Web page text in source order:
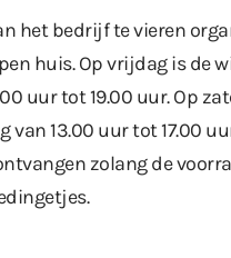
het bedrijf te vieren
huis. Op vrijdag is de
uur tot 19.00 uur. Op
van 13.00 uur tot 17.00
zolang de